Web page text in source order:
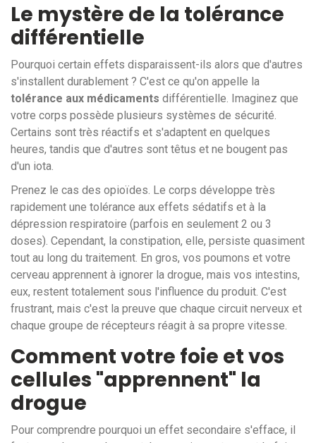
Le mystère de la tolérance
différentielle
Pourquoi certain effets disparaissent-ils alors que d'autres
s'installent durablement ? C'est ce qu'on appelle la
tolérance aux médicaments différentielle. Imaginez que
votre corps possède plusieurs systèmes de sécurité.
Certains sont très réactifs et s'adaptent en quelques
heures, tandis que d'autres sont têtus et ne bougent pas
d'un iota.
Prenez le cas des opioïdes. Le corps développe très
rapidement une tolérance aux effets sédatifs et à la
dépression respiratoire (parfois en seulement 2 ou 3
doses). Cependant, la constipation, elle, persiste quasiment
tout au long du traitement. En gros, vos poumons et votre
cerveau apprennent à ignorer la drogue, mais vos intestins,
eux, restent totalement sous l'influence du produit. C'est
frustrant, mais c'est la preuve que chaque circuit nerveux et
chaque groupe de récepteurs réagit à sa propre vitesse.
Comment votre foie et vos
cellules "apprennent" la
drogue
Pour comprendre pourquoi un effet secondaire s'efface, il